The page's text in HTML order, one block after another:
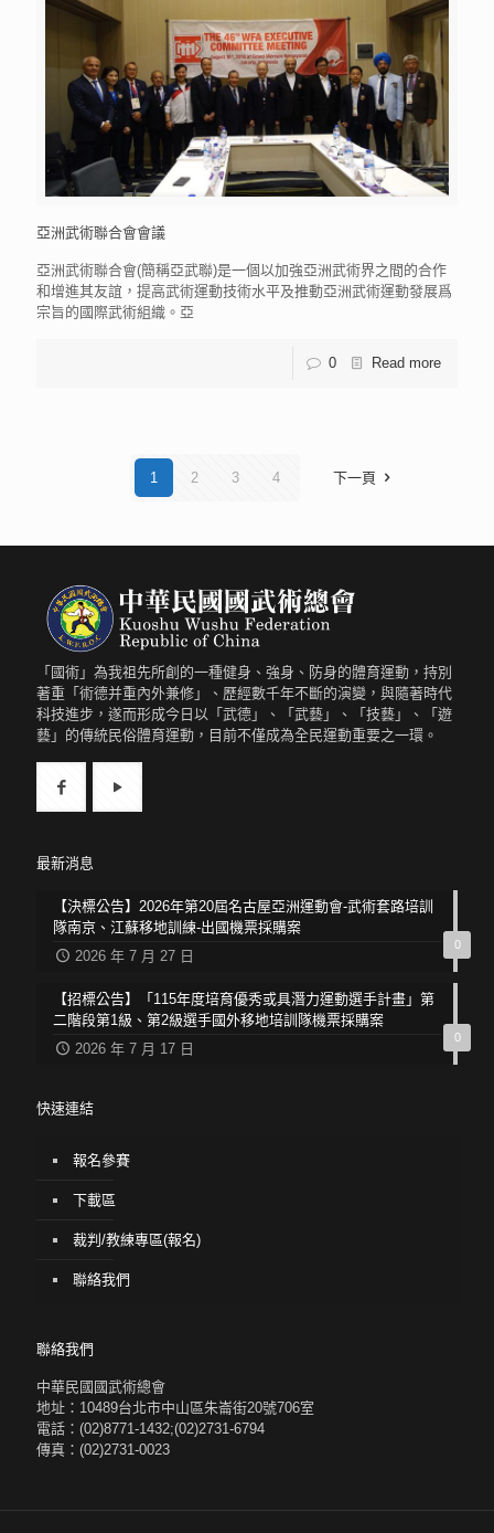
亞洲武術聯合會會議
亞洲武術聯合會(簡稱亞武聯)是一個以加強亞洲武術界之間的合作
和增進其友誼，提高武術運動技術水平及推動亞洲武術運動發展爲
宗旨的國際武術組織。亞
0 Read more
1 2 3 4 下一頁
「國術」為我祖先所創的一種健身、強身、防身的體育運動，持別
著重「術德并重內外兼修」、歷經數千年不斷的演變，與隨著時代
科技進步，遂而形成今日以「武德」、「武藝」、「技藝」、「遊
藝」的傳統民俗體育運動，目前不僅成為全民運動重要之一環。
最新消息
0
【決標公告】2026年第20屆名古屋亞洲運動會-武術套路培訓
隊南京、江蘇移地訓練-出國機票採購案
2026 年 7 月 27 日
0
【招標公告】「115年度培育優秀或具潛力運動選手計畫」第
二階段第1級、第2級選手國外移地培訓隊機票採購案
2026 年 7 月 17 日
快速連結
報名參賽
下載區
裁判/教練專區(報名)
聯絡我們
聯絡我們
中華民國國武術總會
地址：10489台北市中山區朱崙街20號706室
電話：(02)8771-1432;(02)2731-6794
傳真：(02)2731-0023